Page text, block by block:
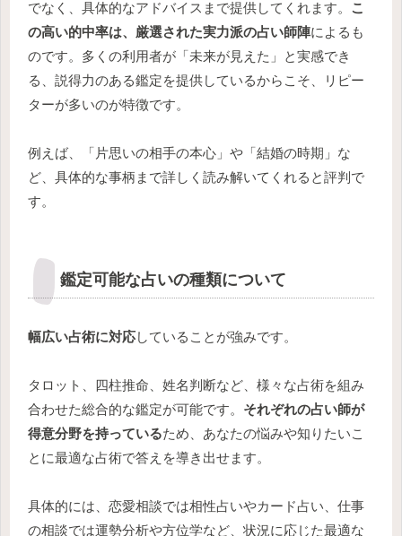
でなく、具体的なアドバイスまで提供してくれます。 こ
の高い的中率は、厳選された実力派の占い師陣によるも
のです。多くの利用者が「未来が見えた」と実感でき
る、説得力のある鑑定を提供しているからこそ、リピー
ターが多いのが特徴です。
例えば、「片思いの相手の本心」や「結婚の時期」な
ど、具体的な事柄まで詳しく読み解いてくれると評判で
す。
鑑定可能な占いの種類について
幅広い占術に対応していることが強みです。
タロット、四柱推命、姓名判断など、様々な占術を組み
合わせた総合的な鑑定が可能です。 それぞれの占い師が
得意分野を持っているため、あなたの悩みや知りたいこ
とに最適な占術で答えを導き出せます。
具体的には、恋愛相談では相性占いやカード占い、仕事
の相談では運勢分析や方位学など、状況に応じた最適な